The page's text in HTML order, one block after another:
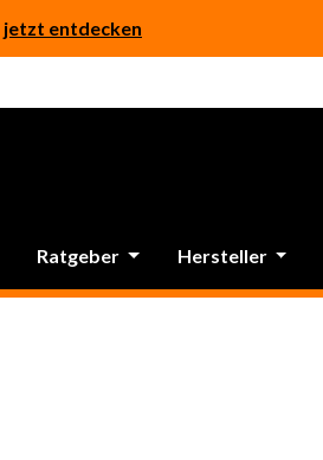
jetzt entdecken
Ratgeber Hersteller